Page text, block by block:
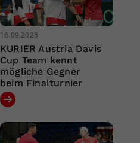
16.09.2025
KURIER Austria Davis
Cup Team kennt
mögliche Gegner
beim Finalturnier